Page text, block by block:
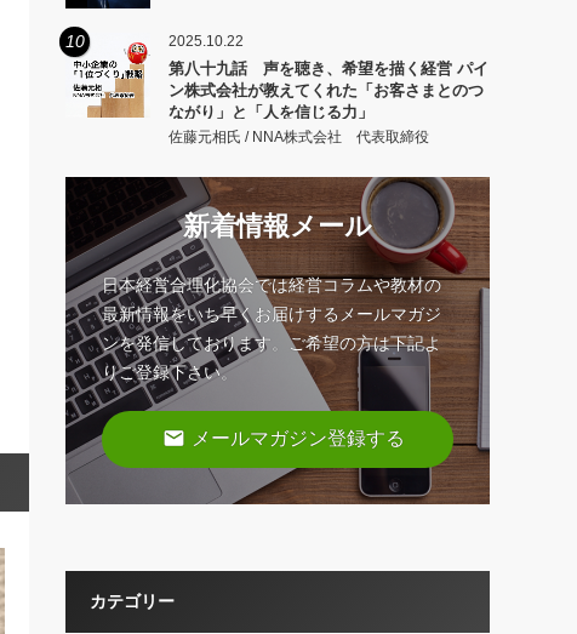
10 2025.10.22
第八十九話 声を聴き、希望を描く経営 パイ
ン株式会社が教えてくれた「お客さまとのつ
ながり」と「人を信じる力」
佐藤元相氏 / NNA株式会社 代表取締役
新着情報メール
日本経営合理化協会では経営コラムや教材の
最新情報をいち早くお届けするメールマガジ
ンを発信しております。ご希望の方は下記よ
りご登録下さい。
email メールマガジン登録する
カテゴリー